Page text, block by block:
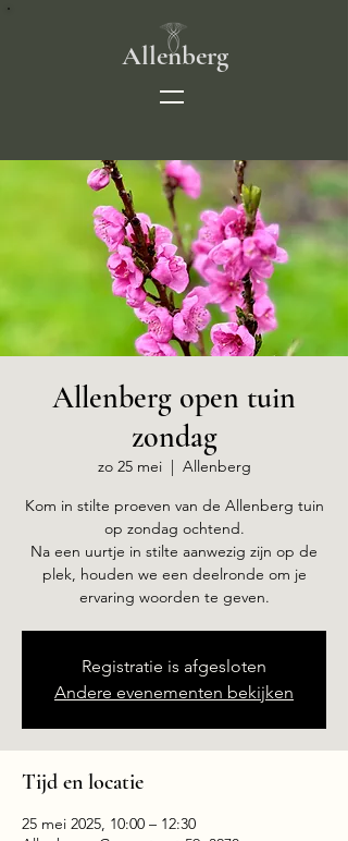
Allenberg
Allenberg open tuin
zondag
zo 25 mei
  |
Allenberg
Kom in stilte proeven van de Allenberg tuin
op zondag ochtend.
Na een uurtje in stilte aanwezig zijn op de
plek, houden we een deelronde om je
ervaring woorden te geven.
Registratie is afgesloten
Andere evenementen bekijken
Tijd en locatie
25 mei 2025, 10:00 – 12:30